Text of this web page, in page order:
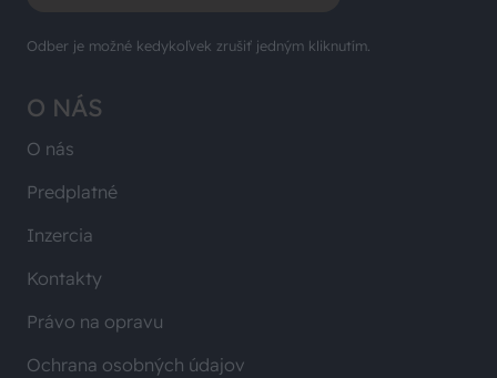
O NÁS
O nás
Predplatné
Inzercia
Kontakty
Právo na opravu
Ochrana osobných údajov
Odber je možné kedykoľvek zrušiť jedným kliknutím.